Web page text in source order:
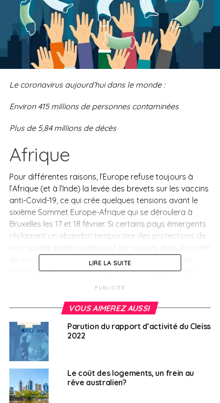
Le coronavirus aujourd’hui dans le monde :
Environ 415 millions de personnes contaminées
Plus de 5,84 millions de décès
Afrique
Pour différentes raisons, l’Europe refuse toujours à
l’Afrique (et à l’Inde) la levée des brevets sur les vaccins
anti-Covid-19, ce qui crée quelques tensions avant le
sixième Sommet Europe-Afrique qui se déroulera à
Bruxelles les 17 et 18 février. Si certains pays émergents
réclament un abandon temporaire des protections de
de la lutte contre la pandémie, c’est dans le but de
tenter de remédier aux inégalités entre pays riches et
pauvres, en stimulant la production de ces vaccins au
également constaté qu’actuellement, ce n’est plus la
problème sur le continent africain, mais bien leur
distribution. Beaucoup de doses livrées n’ont pas pu
être administrées et ont été gâchées et jetées, les
capacité de mener à bien la mission d’injection des
sérums (problèmes de conservations des doses à
basse température, répartition de la population dans
LIRE LA SUITE
PUBLICITÉ
VOUS AIMEREZ AUSSI
Parution du rapport d’activité du Cleiss
2022
Le coût des logements, un frein au
rêve australien?